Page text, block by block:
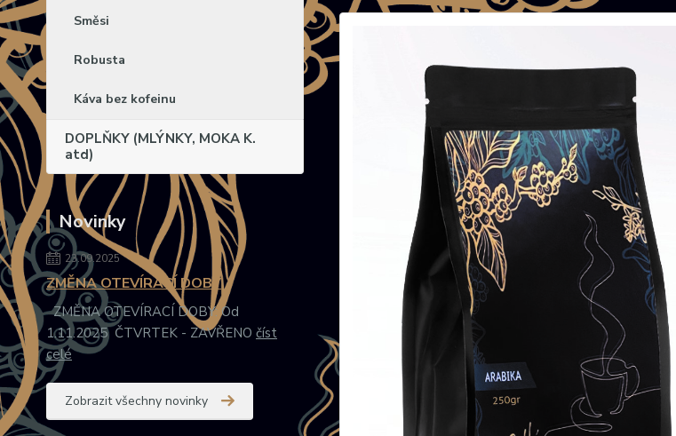
Směsi
Robusta
Káva bez kofeinu
DOPLŇKY (MLÝNKY, MOKA K.
atd)
Novinky
23.09.2025
ZMĚNA OTEVÍRACÍ DOBY
ZMĚNA OTEVÍRACÍ DOBY: Od
1.11.2025 ČTVRTEK - ZAVŘENO číst
celé
Zobrazit všechny novinky